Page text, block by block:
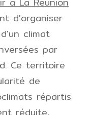
d'organiser
climat
par
Ce territoire
de
répartis